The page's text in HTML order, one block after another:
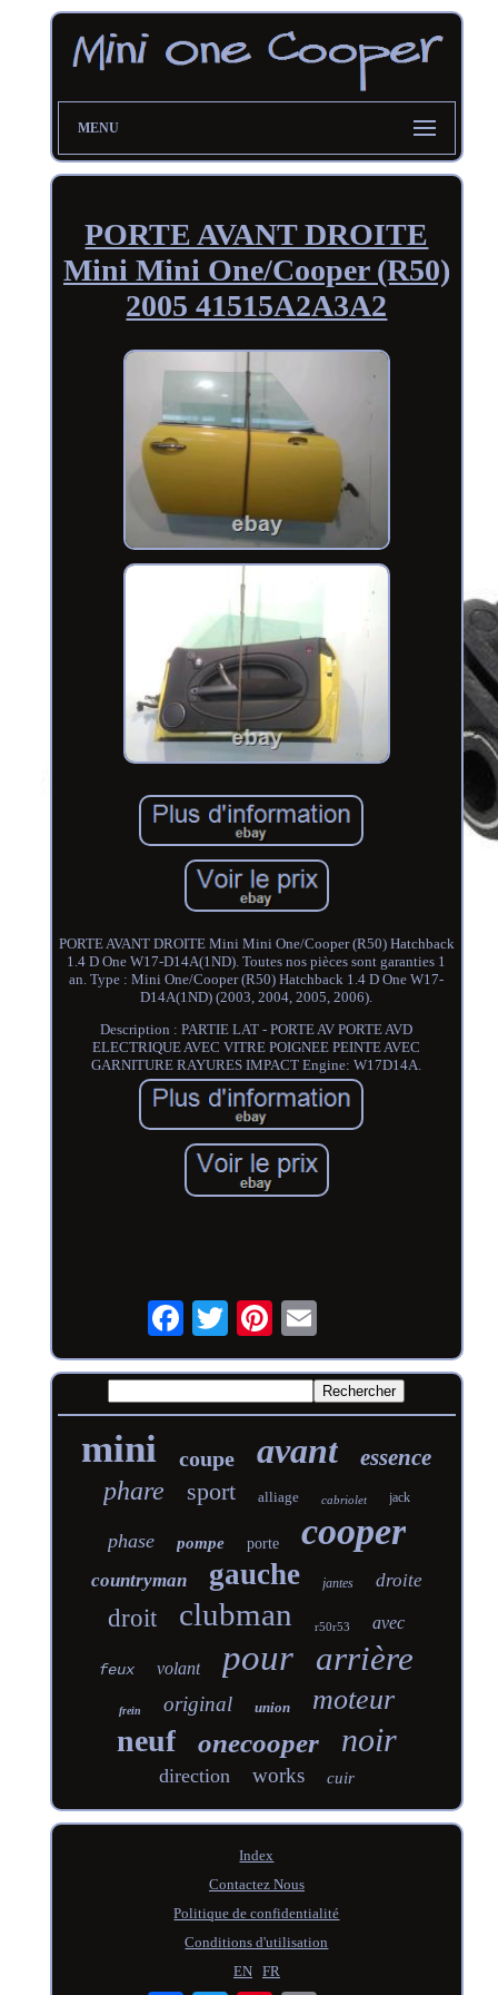
MENU
PORTE AVANT DROITE
Mini Mini One/Cooper (R50)
2005 41515A2A3A2
PORTE AVANT DROITE Mini Mini One/Cooper (R50) Hatchback
1.4 D One W17-D14A(1ND). Toutes nos pièces sont garanties 1
an. Type : Mini One/Cooper (R50) Hatchback 1.4 D One W17-
D14A(1ND) (2003, 2004, 2005, 2006).
Description : PARTIE LAT - PORTE AV PORTE AVD
ELECTRIQUE AVEC VITRE POIGNEE PEINTE AVEC
GARNITURE RAYURES IMPACT Engine: W17D14A.
mini coupe avant essence
phare sport alliage cabriolet jack
phase pompe porte cooper
countryman gauche jantes droite
droit clubman r50r53 avec
feux volant pour arrière
frein original union moteur
neuf onecooper noir
direction works cuir
Index
Contactez Nous
Politique de confidentialité
Conditions d'utilisation
EN
FR